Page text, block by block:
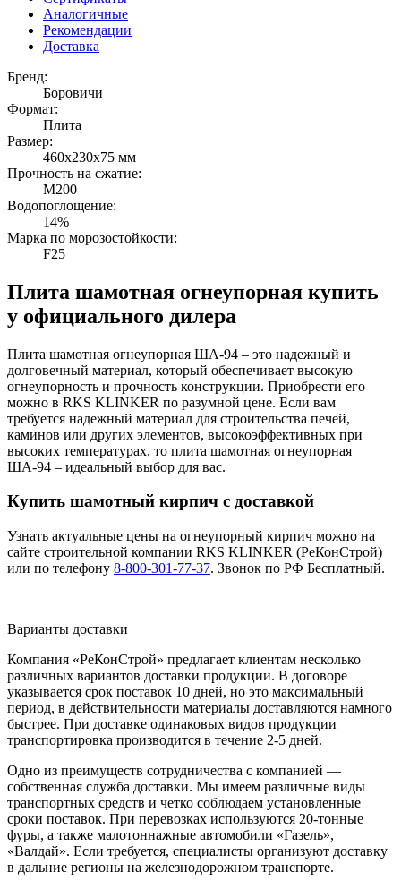
Аналогичные
Рекомендации
Доставка
Бренд:
Боровичи
Формат:
Плита
Размер:
460x230x75 мм
Прочность на сжатие:
М200
Водопоглощение:
14%
Марка по морозостойкости:
F25
Плита шамотная огнеупорная купить
у официального дилера
Плита шамотная огнеупорная ША-94 – это надежный и
долговечный материал, который обеспечивает высокую
огнеупорность и прочность конструкции. Приобрести его
можно в RKS KLINKER по разумной цене. Если вам
требуется надежный материал для строительства печей,
каминов или других элементов, высокоэффективных при
высоких температурах, то плита шамотная огнеупорная
ША-94 – идеальный выбор для вас.
Купить шамотный кирпич с доставкой
Узнать актуальные цены на огнеупорный кирпич можно на
сайте строительной компании RKS KLINKER (РеКонСтрой)
или по телефону 8-800-301-77-37. Звонок по РФ Бесплатный.
Варианты доставки
Компания «РеКонСтрой» предлагает клиентам несколько
различных вариантов доставки продукции. В договоре
указывается срок поставок 10 дней, но это максимальный
период, в действительности материалы доставляются намного
быстрее. При доставке одинаковых видов продукции
транспортировка производится в течение 2-5 дней.
Одно из преимуществ сотрудничества с компанией —
собственная служба доставки. Мы имеем различные виды
транспортных средств и четко соблюдаем установленные
сроки поставок. При перевозках используются 20-тонные
фуры, а также малотоннажные автомобили «Газель»,
«Валдай». Если требуется, специалисты организуют доставку
в дальние регионы на железнодорожном транспорте.